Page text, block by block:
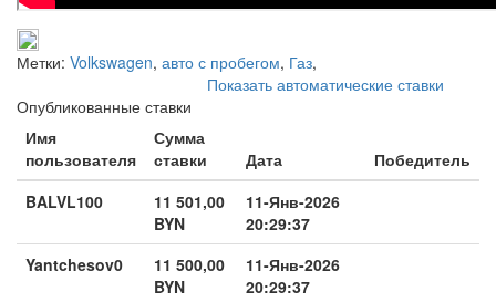
Метки: Volkswagen, авто с пробегом, Газ,
Показать автоматические ставки
Опубликованные ставки
Имя
пользователя
Сумма
ставки
Дата
Победитель
BALVL100
11 501,00
BYN
11-Янв-2026
20:29:37
Yantchesov0
11 500,00
BYN
11-Янв-2026
20:29:37